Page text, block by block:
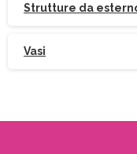
Strutture da
Vasi
Indirizzo
Accetto le